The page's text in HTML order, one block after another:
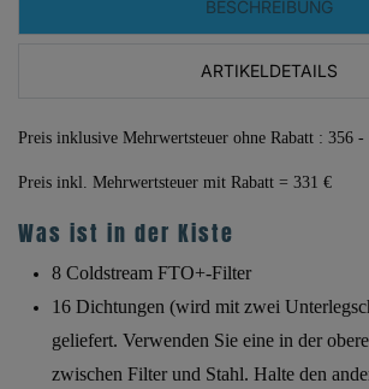
BESCHREIBUNG
ARTIKELDETAILS
Preis inklusive Mehrwertsteuer ohne Rabatt : 356 -
Preis inkl. Mehrwertsteuer mit Rabatt = 331 €
Was ist in der Kiste
8 Coldstream FTO+-Filter
16 Dichtungen (wird mit zwei
geliefert. Verwenden Sie eine in der
zwischen Filter und Stahl. Halte den